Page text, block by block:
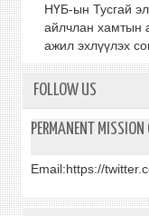
НҮБ-ын Тусгай
айлчлан хамтын
ажил эхлүүлэх
FOLLOW US
PERMANENT
Email:https://